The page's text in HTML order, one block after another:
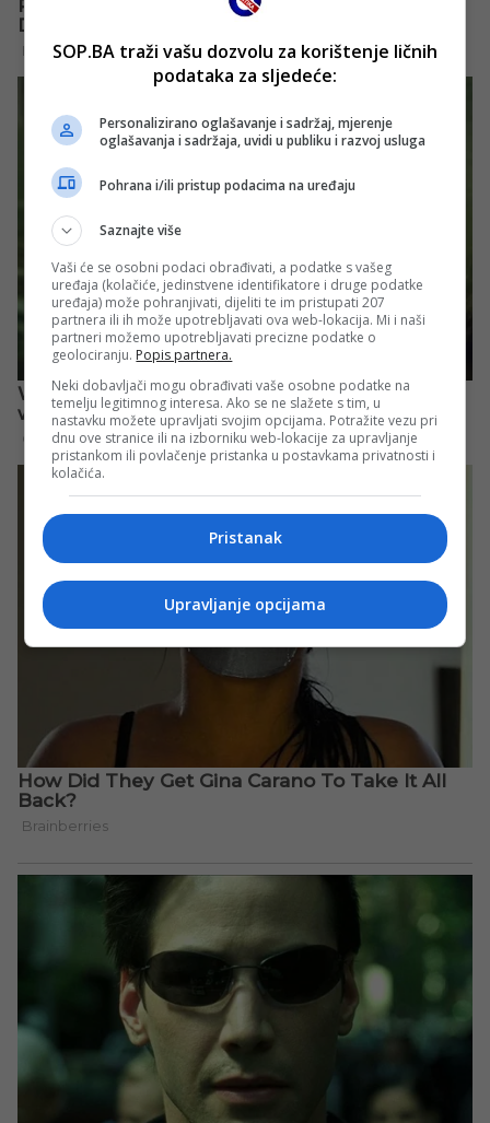
SOP.BA traži vašu dozvolu za korištenje ličnih
podataka za sljedeće:
Personalizirano oglašavanje i sadržaj, mjerenje
oglašavanja i sadržaja, uvidi u publiku i razvoj usluga
Pohrana i/ili pristup podacima na uređaju
Saznajte više
Vaši će se osobni podaci obrađivati, a podatke s vašeg
uređaja (kolačiće, jedinstvene identifikatore i druge podatke
uređaja) može pohranjivati, dijeliti te im pristupati 207
partnera ili ih može upotrebljavati ova web-lokacija. Mi i naši
partneri možemo upotrebljavati precizne podatke o
geolociranju. Popis partnera.
Neki dobavljači mogu obrađivati vaše osobne podatke na
temelju legitimnog interesa. Ako se ne slažete s tim, u
nastavku možete upravljati svojim opcijama. Potražite vezu pri
dnu ove stranice ili na izborniku web-lokacije za upravljanje
pristankom ili povlačenje pristanka u postavkama privatnosti i
kolačića.
Pristanak
Upravljanje opcijama